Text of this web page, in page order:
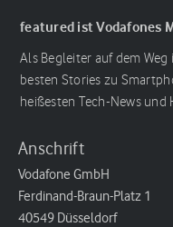
featured ist Vodafones
Als Begleiter auf dem
besten Stories zu
heißesten Tech-News
Anschrift
Vodafone GmbH
Ferdinand-Braun-Platz 1
40549 Düsseldorf